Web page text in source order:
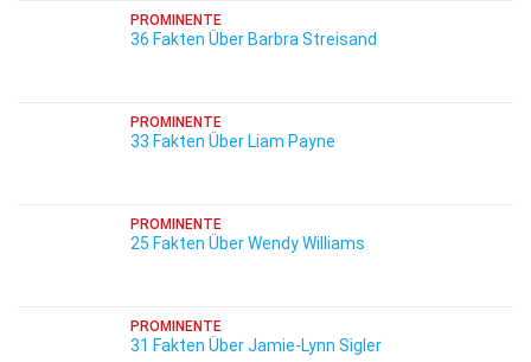
PROMINENTE
36 Fakten Über Barbra Streisand
PROMINENTE
33 Fakten Über Liam Payne
PROMINENTE
25 Fakten Über Wendy Williams
PROMINENTE
31 Fakten Über Jamie-Lynn Sigler